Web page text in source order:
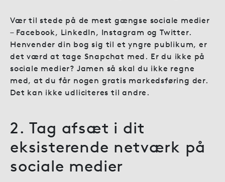
Vær til stede på de mest gængse sociale medier
– Facebook, LinkedIn, Instagram og Twitter.
Henvender din bog sig til et yngre publikum, er
det værd at tage Snapchat med. Er du ikke på
sociale medier? Jamen så skal du ikke regne
med, at du får nogen gratis markedsføring der.
Det kan ikke udliciteres til andre.
2. Tag afsæt i dit
eksisterende netværk på
sociale medier